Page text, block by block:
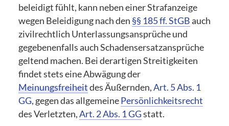
beleidigt fühlt, kann neben einer Strafanzeige
wegen Beleidigung nach den §§ 185 ff. StGBauch
zivilrechtlich Unterlassungsansprüche und
gegebenenfalls auch Schadensersatzansprüche
geltend machen. Bei derartigen Streitigkeiten
findet stets eine Abwägung der
Meinungsfreiheitdes Äußernden,Art. 5 Abs. 1
GG, gegen das allgemeinePersönlichkeitsrecht
des Verletzten,Art. 2 Abs. 1 GGstatt.